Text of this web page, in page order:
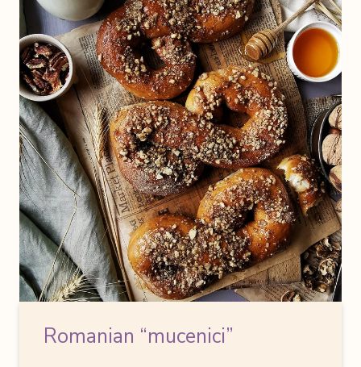
Romanian “mucenici”